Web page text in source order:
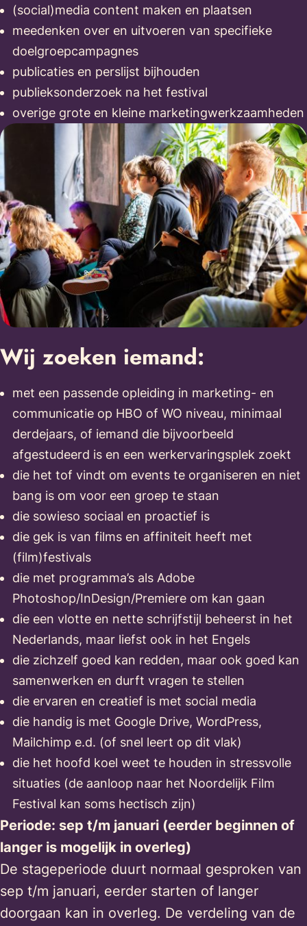
(social)media content maken en plaatsen
meedenken over en uitvoeren van specifieke
doelgroepcampagnes
publicaties en perslijst bijhouden
publieksonderzoek na het festival
overige grote en kleine marketingwerkzaamheden
Wij zoeken iemand:
met een passende opleiding in marketing- en
communicatie op HBO of WO niveau, minimaal
derdejaars, of iemand die bijvoorbeeld
afgestudeerd is en een werkervaringsplek zoekt
die het tof vindt om events te organiseren en niet
bang is om voor een groep te staan
die sowieso sociaal en proactief is
die gek is van films en affiniteit heeft met
(film)festivals
die met programma’s als Adobe
Photoshop/InDesign/Premiere om kan gaan
die een vlotte en nette schrijfstijl beheerst in het
Nederlands, maar liefst ook in het Engels
die zichzelf goed kan redden, maar ook goed kan
samenwerken en durft vragen te stellen
die ervaren en creatief is met social media
die handig is met Google Drive, WordPress,
Mailchimp e.d. (of snel leert op dit vlak)
die het hoofd koel weet te houden in stressvolle
situaties (de aanloop naar het Noordelijk Film
Festival kan soms hectisch zijn)
Periode: sep t/m januari (eerder beginnen of
langer is mogelijk in overleg)
De stageperiode duurt normaal gesproken van
sep t/m januari, eerder starten of langer
doorgaan kan in overleg. De verdeling van de